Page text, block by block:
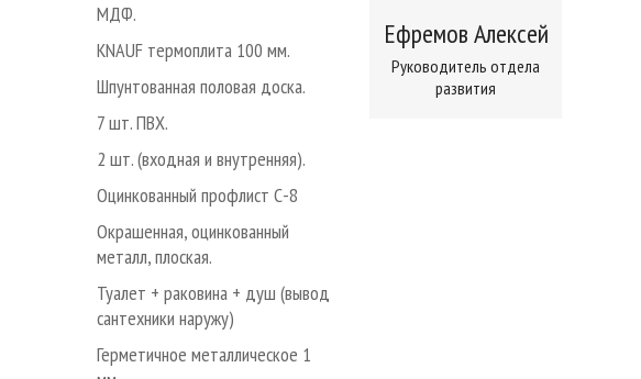
МДФ.
KNAUF термоплита 100 мм.
Шпунтованная половая доска.
7 шт. ПВХ.
2 шт. (входная и внутренняя).
Оцинкованный профлист С-8
Окрашенная, оцинкованный
металл, плоская.
Туалет + раковина + душ (вывод
сантехники наружу)
Герметичное металлическое 1
Ефремов Алексей
Руководитель отдела
развития